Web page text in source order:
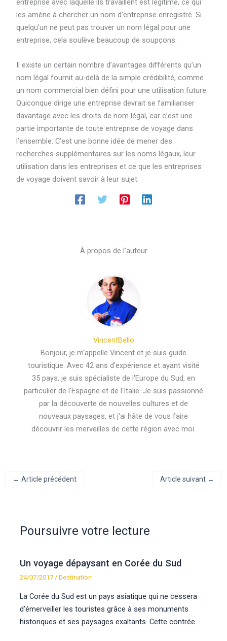
entreprise avec laquelle ils travaillent est légitime, ce qui
les amène à chercher un nom d’entreprise enregistré. Si
quelqu’un ne peut pas trouver un nom légal pour une
entreprise, cela soulève beaucoup de soupçons.
Il existe un certain nombre d’avantages différents qu’un
nom légal fournit au-delà de la simple crédibilité, comme
un nom commercial bien défini pour une utilisation future.
Quiconque dirige une entreprise devrait se familiariser
davantage avec les droits de nom légal, car c’est une
partie importante de toute entreprise de voyage dans
l’ensemble. C’est une bonne idée de mener des
recherches supplémentaires sur les noms légaux, leur
utilisation dans les entreprises et ce que les entreprises
de voyage doivent savoir à leur sujet.
À propos de l'auteur
VincentBello
Bonjour, je m'appelle Vincent et je suis guide
touristique. Avec 42 ans d'expérience et ayant visité
35 pays, je suis spécialiste de l'Europe du Sud, en
particulier de l'Espagne et de l'Italie. Je suis passionné
par la découverte de nouvelles cultures et de
nouveaux paysages, et j'ai hâte de vous faire
découvrir les merveilles de cette région avec moi.
← Article précédent Article suivant →
Poursuivre votre lecture
Un voyage dépaysant en Corée du Sud
24/07/2017/Destination
La Corée du Sud est un pays asiatique qui ne cessera
d’émerveiller les touristes grâce à ses monuments
historiques et ses paysages exaltants. Cette contrée…